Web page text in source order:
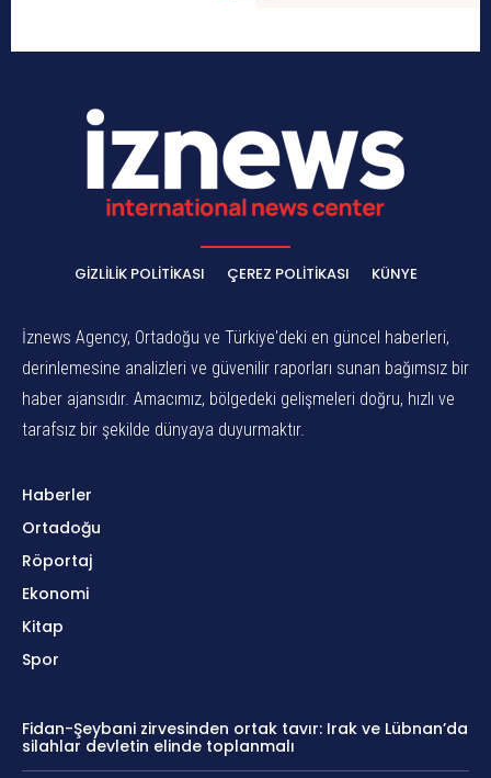
GIZLILIK POLITIKASI ÇEREZ POLITIKASI KÜNYE
İznews Agency, Ortadoğu ve Türkiye'deki en güncel haberleri,
derinlemesine analizleri ve güvenilir raporları sunan bağımsız bir
haber ajansıdır. Amacımız, bölgedeki gelişmeleri doğru, hızlı ve
tarafsız bir şekilde dünyaya duyurmaktır.
Haberler
Ortadoğu
Röportaj
Ekonomi
Kitap
Spor
Fidan-Şeybani zirvesinden ortak tavır: Irak ve Lübnan’da
silahlar devletin elinde toplanmalı